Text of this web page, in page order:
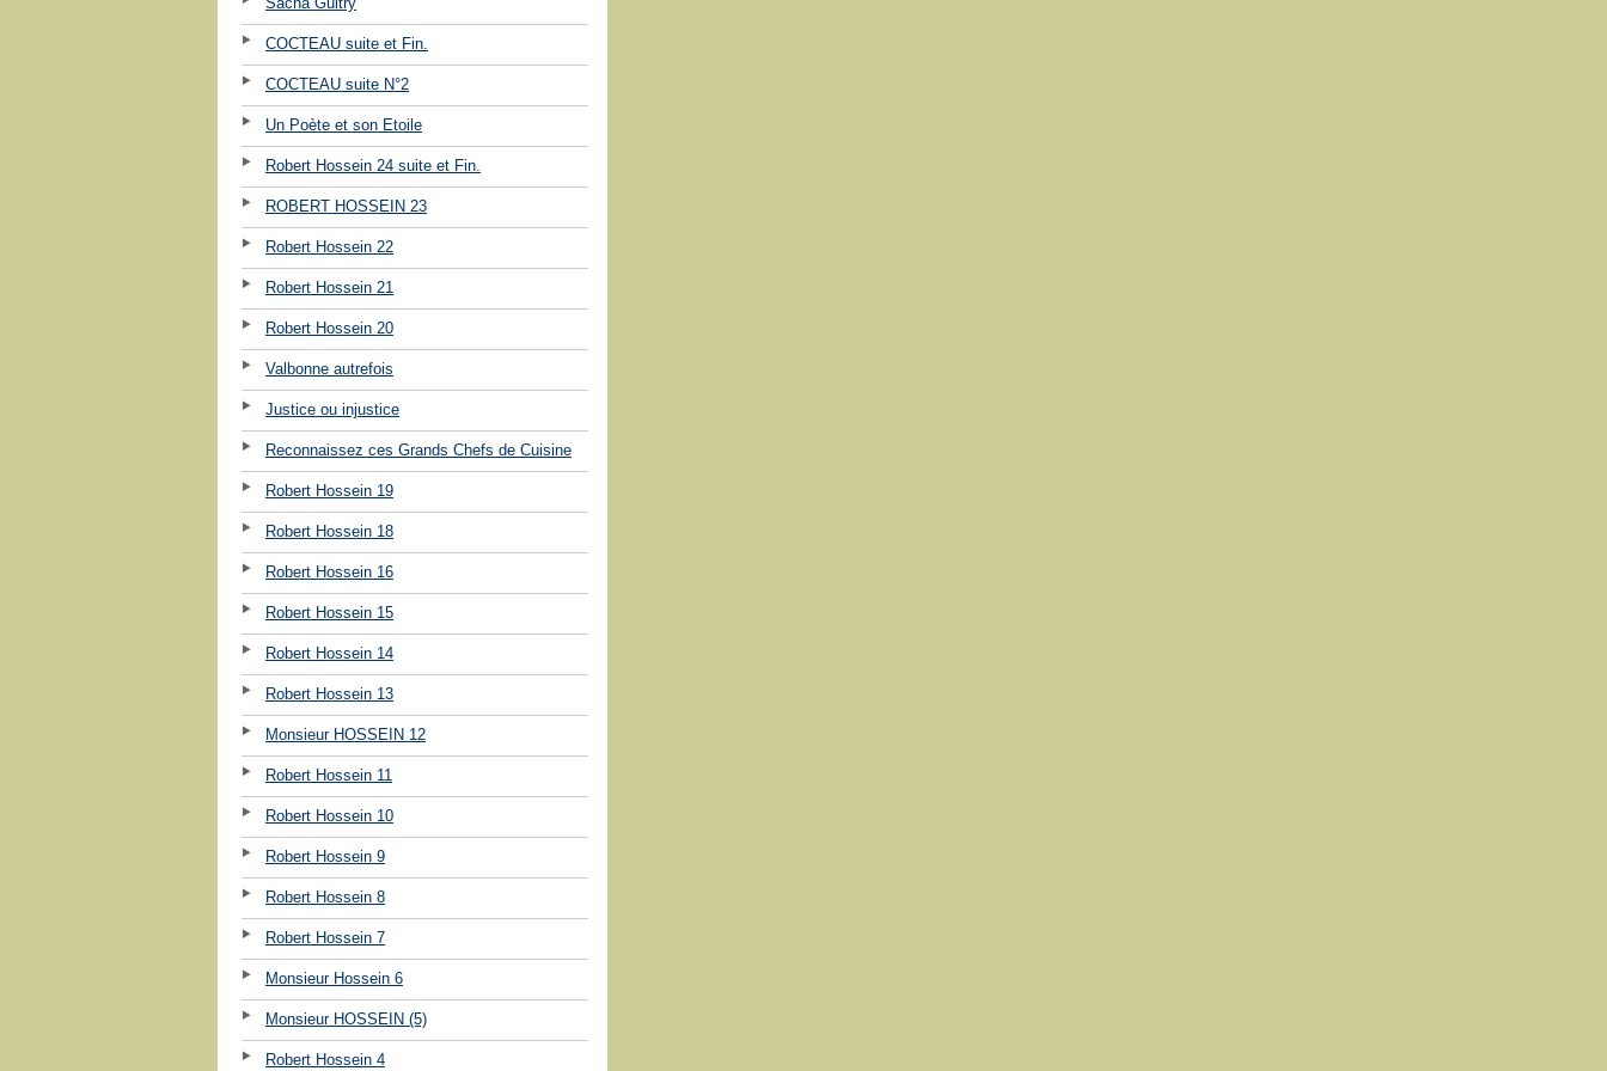
COCTEAU suite et Fin.
COCTEAU suite N°2
Un Poète et son Etoile
Robert Hossein 24 suite et Fin.
ROBERT HOSSEIN 23
Robert Hossein 22
Robert Hossein 21
Robert Hossein 20
Valbonne autrefois
Justice ou injustice
Reconnaissez ces Grands Chefs de Cuisine
Robert Hossein 19
Robert Hossein 18
Robert Hossein 16
Robert Hossein 15
Robert Hossein 14
Robert Hossein 13
Monsieur HOSSEIN 12
Robert Hossein 11
Robert Hossein 10
Robert Hossein 9
Robert Hossein 8
Robert Hossein 7
Monsieur Hossein 6
Monsieur HOSSEIN (5)
Robert Hossein 4